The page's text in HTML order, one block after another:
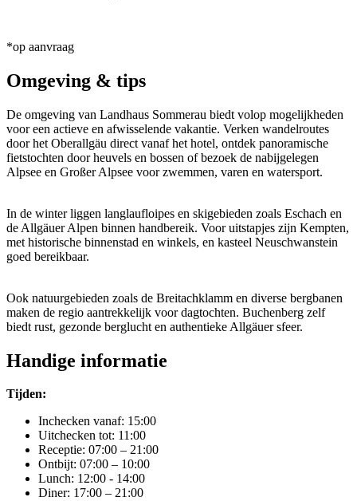
*op aanvraag
Omgeving & tips
De omgeving van Landhaus Sommerau biedt volop mogelijkheden
voor een actieve en afwisselende vakantie. Verken wandelroutes
door het Oberallgäu direct vanaf het hotel, ontdek panoramische
fietstochten door heuvels en bossen of bezoek de nabijgelegen
Alpsee en Großer Alpsee voor zwemmen, varen en watersport.
In de winter liggen langlaufloipes en skigebieden zoals Eschach en
de Allgäuer Alpen binnen handbereik. Voor uitstapjes zijn Kempten,
met historische binnenstad en winkels, en kasteel Neuschwanstein
goed bereikbaar.
Ook natuurgebieden zoals de Breitachklamm en diverse bergbanen
maken de regio aantrekkelijk voor dagtochten. Buchenberg zelf
biedt rust, gezonde berglucht en authentieke Allgäuer sfeer.
Handige informatie
Tijden:
Inchecken vanaf: 15:00
Uitchecken tot: 11:00
Receptie: 07:00 – 21:00
Ontbijt: 07:00 – 10:00
Lunch: 12:00 - 14:00
Diner: 17:00 – 21:00